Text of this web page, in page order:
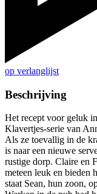
op verlanglijst
Beschrijving
Het recept voor geluk
Klavertjes-serie van
Als ze toevallig in de
is naar een nieuwe
rustige dorp. Claire en
meteen leuk en bieden
staat Sean, hun zoon,